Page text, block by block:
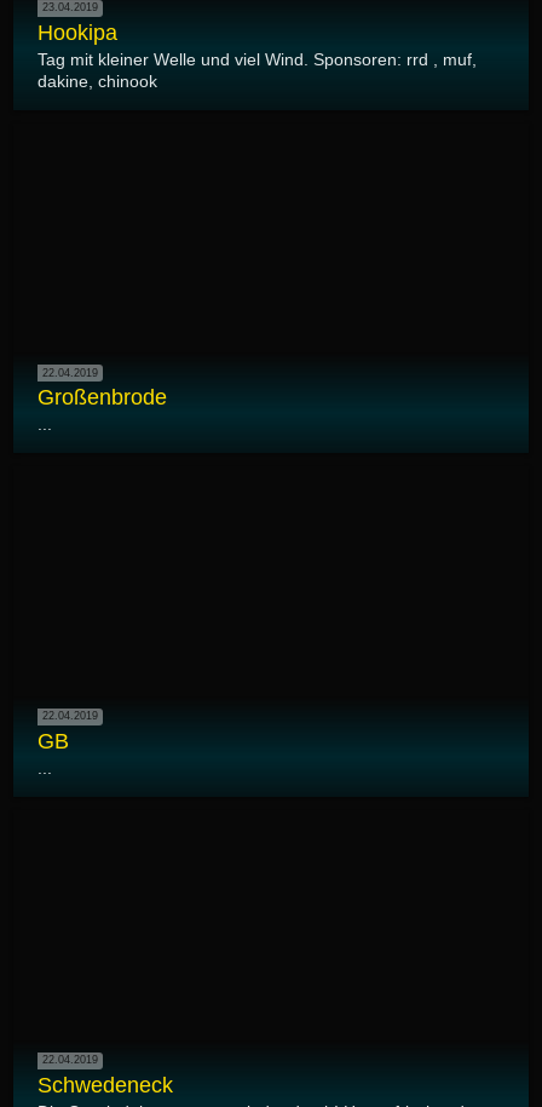
23.04.2019
Hookipa
Tag mit kleiner Welle und viel Wind. Sponsoren: rrd , muf,
dakine, chinook
22.04.2019
Großenbrode
...
22.04.2019
GB
22.04.2019
Schwedeneck